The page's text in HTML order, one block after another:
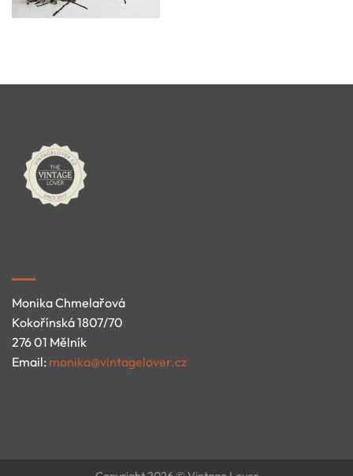
Monika Chmelařová
Kokořínská 1807/70
276 01 Mělník
Email: monika@vintagelover.cz